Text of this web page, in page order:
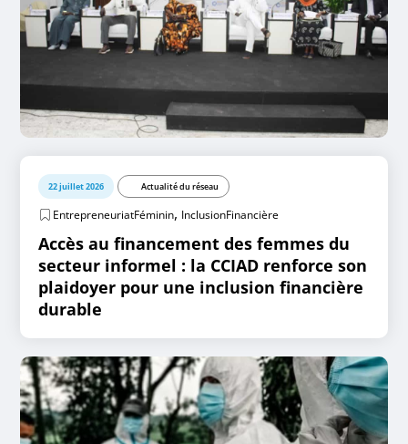
22 juillet 2026 Actualité du réseau
EntrepreneuriatFéminin, InclusionFinancière
Accès au financement des femmes du
secteur informel : la CCIAD renforce son
plaidoyer pour une inclusion financière
durable